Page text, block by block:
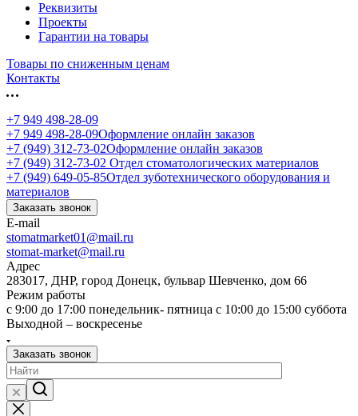
Реквизиты
Проекты
Гарантии на товары
Товары по сниженным ценам
Контакты
+7 949 498-28-09
+7 949 498-28-09Оформление онлайн заказов
+7 (949) 312-73-02Оформление онлайн заказов
+7 (949) 312-73-02 Отдел стоматологических материалов
+7 (949) 649-05-85Отдел зуботехнического оборудования и
материалов
Заказать звонок
E-mail
stomatmarket01@mail.ru
stomat-market@mail.ru
Адрес
283017, ДНР, город Донецк, бульвар Шевченко, дом 66
Режим работы
с 9:00 до 17:00 понедельник- пятница с 10:00 до 15:00 суббота
Выходной – воскресенье
Заказать звонок